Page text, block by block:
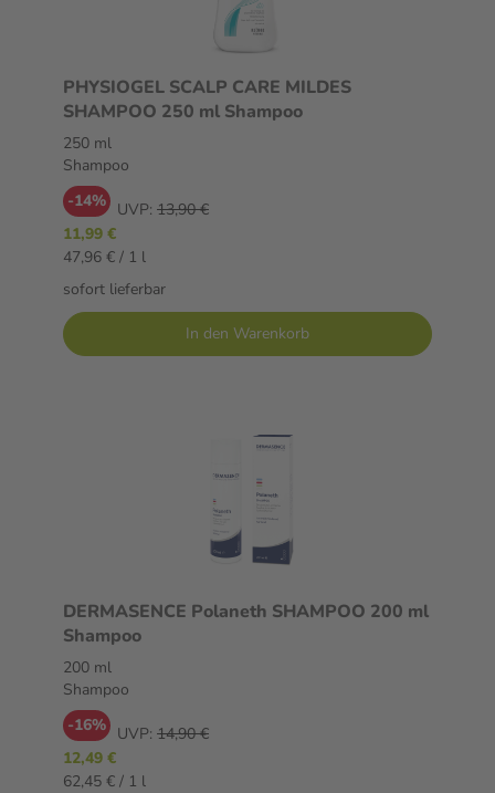
PHYSIOGEL SCALP CARE MILDES
SHAMPOO 250 ml Shampoo
250 ml
Shampoo
-14% UVP: 13,90 €
11,99 €
47,96 € / 1 l
sofort lieferbar
In den Warenkorb
DERMASENCE Polaneth SHAMPOO 200 ml
Shampoo
200 ml
Shampoo
-16% UVP: 14,90 €
12,49 €
62,45 € / 1 l